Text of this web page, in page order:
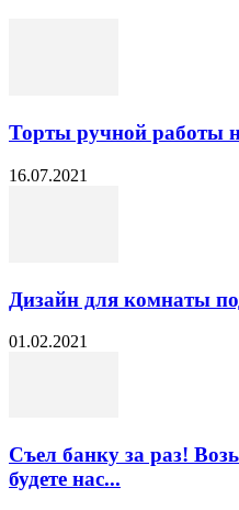
Торты ручной работы
16.07.2021
Дизайн для комнаты
01.02.2021
Съел банку за раз!
будете нас...